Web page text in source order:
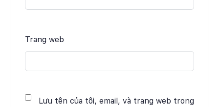
Trang web
Lưu tên của tôi, email, và trang web trong